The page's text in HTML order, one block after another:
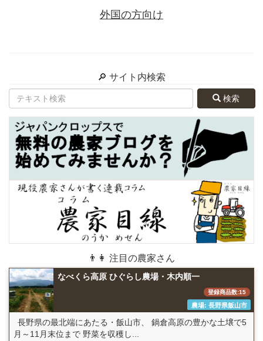
外国の方向け
🔎 サイト内検索
検索
👨👩 注目の農家さん
なべくら高原 ひぐらし農場・木内順一
登録商品数:15
農場: 長野県飯山市
長野県の最北端にあたる・飯山市、 鍋倉高原の豊かな土壌で5
月～11月末位まで 野菜を収穫し...